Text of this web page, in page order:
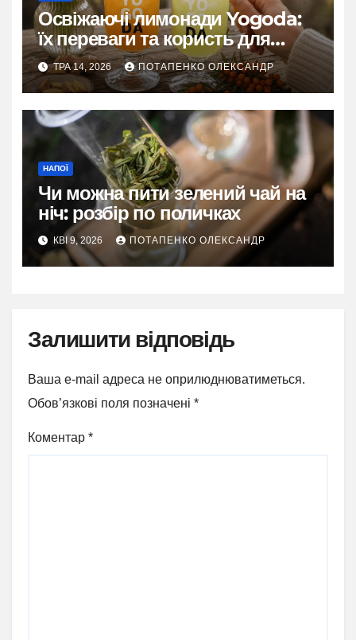
Освіжаючі лимонади Yogoda:
їх переваги та користь для
організму
ТРА 14, 2026 ПОТАПЕНКО ОЛЕКСАНДР
НАПОЇ
Чи можна пити зелений чай на
ніч: розбір по поличках
КВІ 9, 2026 ПОТАПЕНКО ОЛЕКСАНДР
Залишити відповідь
Ваша e-mail адреса не оприлюднюватиметься.
Обов’язкові поля позначені *
Коментар *